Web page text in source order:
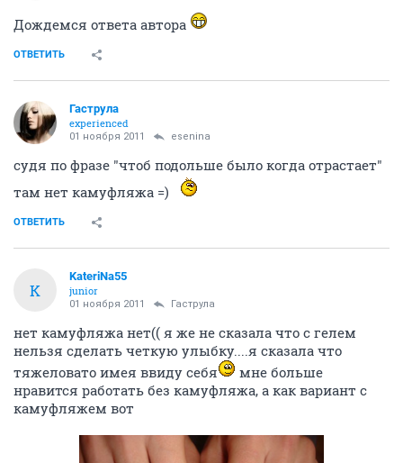
Дождемся ответа автора
ОТВЕТИТЬ
Гаструла
experienced
01 ноября 2011 esenina
судя по фразе "чтоб подольше было когда отрастает"
там нет камуфляжа =)
ОТВЕТИТЬ
K
KateriNa55
junior
01 ноября 2011 Гаструла
нет камуфляжа нет(( я же не сказала что с гелем
нельзя сделать четкую улыбку....я сказала что
тяжеловато имея ввиду себя
мне больше
нравится работать без камуфляжа, а как вариант с
камуфляжем вот